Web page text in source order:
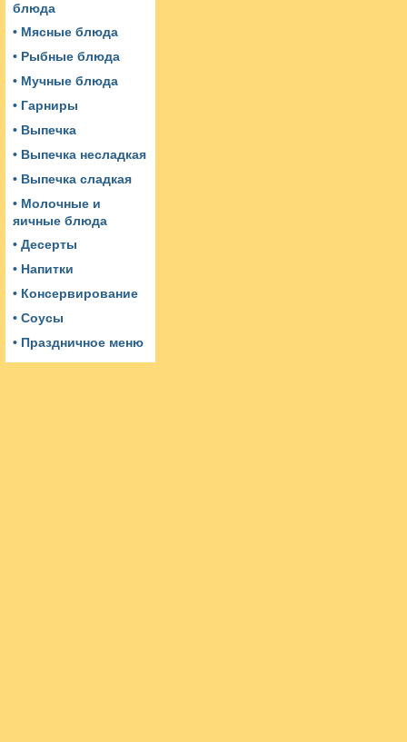
блюда
• Мясные блюда
• Рыбные блюда
• Мучные блюда
• Гарниры
• Выпечка
• Выпечка несладкая
• Выпечка сладкая
• Молочные и
яичные блюда
• Десерты
• Напитки
• Консервирование
• Соусы
• Праздничное меню